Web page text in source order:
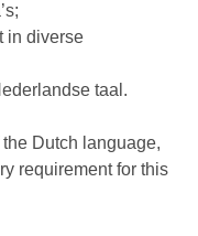
in diverse
taal.
Dutch language,
requirement for this